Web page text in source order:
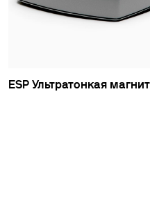
ESP Ультратонкая